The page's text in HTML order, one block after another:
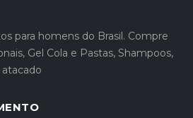
para homens do Brasil. Compre
Gel Cola e Pastas, Shampoos,